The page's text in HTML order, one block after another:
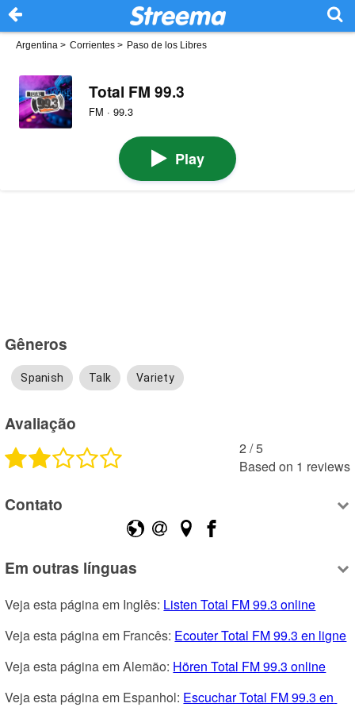
Argentina > Corrientes > Paso de los Libres
Total FM 99.3
FM · 99.3
Play
Gêneros
Spanish Talk Variety
Avaliação
2 /5
Based on 1 reviews
Contato
Em outras línguas
Veja esta página em Inglês: Listen Total FM 99.3 online
Veja esta página em Francês: Ecouter Total FM 99.3 en ligne
Veja esta página em Alemão: Hören Total FM 99.3 online
Veja esta página em Espanhol: Escuchar Total FM 99.3 en